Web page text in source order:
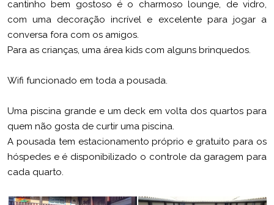
cantinho bem gostoso é o charmoso lounge, de vidro,
com uma decoração incrível e excelente para jogar a
conversa fora com os amigos.
Para as crianças, uma área kids com alguns brinquedos.
Wifi funcionado em toda a pousada.
Uma piscina grande e um deck em volta dos quartos para
quem não gosta de curtir uma piscina.
A pousada tem estacionamento próprio e gratuito para os
hóspedes e é disponibilizado o controle da garagem para
cada quarto.